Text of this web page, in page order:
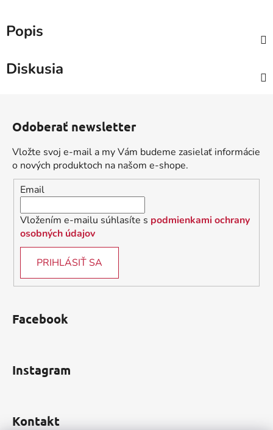
Popis
Diskusia
Odoberať newsletter
Vložte svoj e-mail a my Vám budeme zasielať informácie
o nových produktoch na našom e-shope.
Email
Vložením e-mailu súhlasíte s podmienkami ochrany
osobných údajov
PRIHLÁSIŤ SA
Facebook
Instagram
Kontakt